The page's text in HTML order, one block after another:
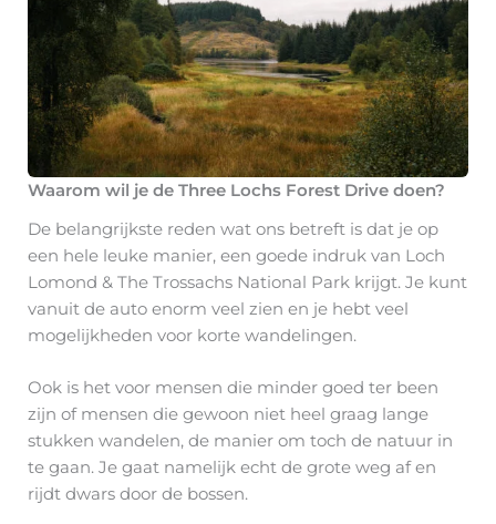
Waarom wil je de Three Lochs Forest Drive doen?
De belangrijkste reden wat ons betreft is dat je op
een hele leuke manier, een goede indruk van Loch
Lomond & The Trossachs National Park krijgt. Je kunt
vanuit de auto enorm veel zien en je hebt veel
mogelijkheden voor korte wandelingen.
Ook is het voor mensen die minder goed ter been
zijn of mensen die gewoon niet heel graag lange
stukken wandelen, de manier om toch de natuur in
te gaan. Je gaat namelijk echt de grote weg af en
rijdt dwars door de bossen.